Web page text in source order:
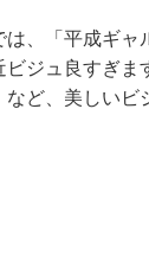
は、「平成ギ
ビジュ良すぎま
など、美しいビ